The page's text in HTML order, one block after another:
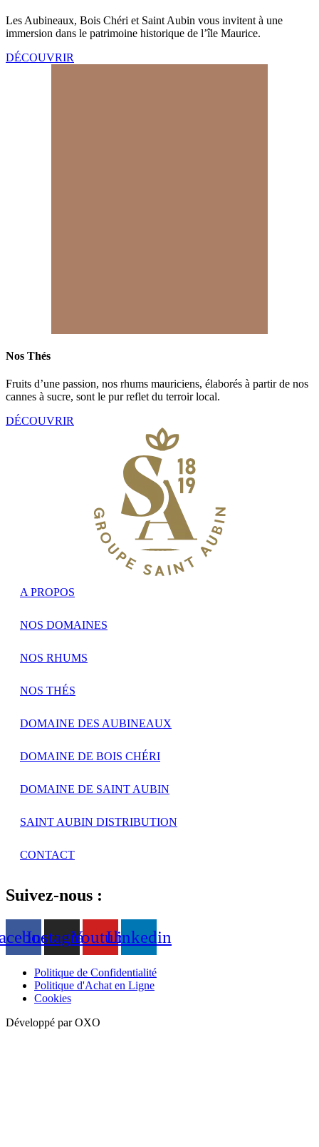
Les Aubineaux, Bois Chéri et Saint Aubin vous invitent à une
immersion dans le patrimoine historique de l’île Maurice.
DÉCOUVRIR
Nos Thés​
Fruits d’une passion, nos rhums mauriciens, élaborés à partir de nos
cannes à sucre, sont le pur reflet du terroir local.
DÉCOUVRIR
A PROPOS
NOS DOMAINES
NOS RHUMS
NOS THÉS
DOMAINE DES AUBINEAUX
DOMAINE DE BOIS CHÉRI
DOMAINE DE SAINT AUBIN
SAINT AUBIN DISTRIBUTION
CONTACT
Suivez-nous :
InstagramYoutubeLinkedin
Politique de Confidentialité
Politique d'Achat en Ligne
Cookies
Développé par OXO